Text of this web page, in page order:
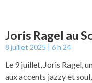
Joris Ragel au
8 juillet 2025 6 h 24
Le 9 juillet, Joris Ragel,
aux accents jazzy et